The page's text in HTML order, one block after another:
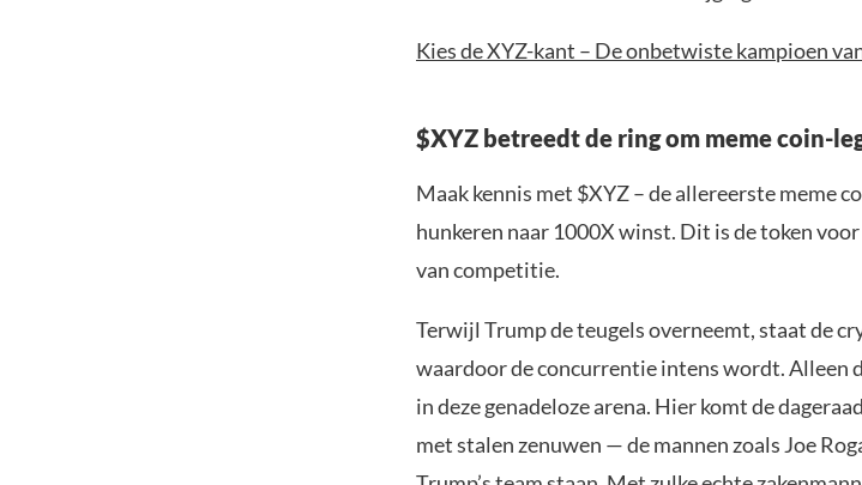
Kies de XYZ-kant – De onbetwiste kampioen
$XYZ betreedt de ring om meme coin-
Maak kennis met $XYZ – de allereerste meme
hunkeren naar 1000X winst. Dit is de token
van competitie.
Terwijl Trump de teugels overneemt, staat de
waardoor de concurrentie intens wordt. Alleen
in deze genadeloze arena. Hier komt de
met stalen zenuwen — de mannen zoals Joe